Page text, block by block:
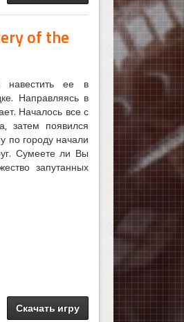
of the
навестить ее в
Направляясь в
Началось все с
затем появился
по городу начали
Сумеете ли Вы
запутанных
Скачать игру